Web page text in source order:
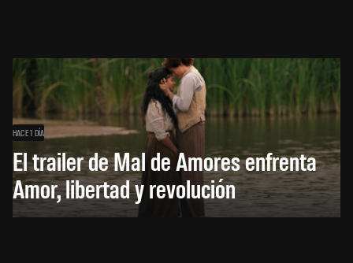
HACE 1 DÍA
El trailer de Mal de Amores enfrenta
Amor, libertad y revolución